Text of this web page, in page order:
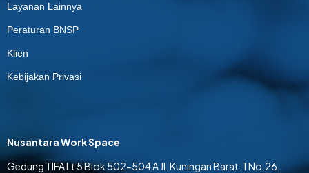
Layanan Lainnya
Peraturan BNSP
Klien
Kebijakan Privasi
Nusantara Work Space
Gedung TIFA Lt 5 Blok 502-504 A Jl. Kuningan Barat. 1 No.26,